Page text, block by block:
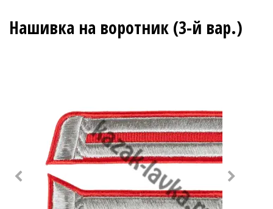
Нашивка на воротник (3-й вар.)